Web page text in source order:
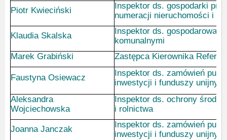
Piotr Kwieciński
Inspektor ds. gospodarki
numeracji nieruchomości i
Klaudia Skalska
Inspektor ds.
komunalnymi
Marek Grabiński
Zastępca Kierownika
Faustyna Osiewacz
Inspektor ds. zamówień
inwestycji i funduszy unijnych
Aleksandra
Wojciechowska
Inspektor ds. ochrony
i rolnictwa
Joanna Janczak
Inspektor ds. zamówień
inwestycji i funduszy unijnych